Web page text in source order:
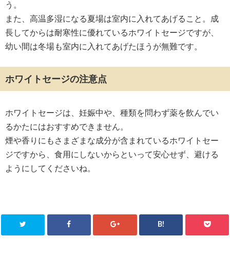
う。
また、高温多湿になる夏場は室内に入れてあげること。成
長してからは耐寒性に優れているホワイトセージですが、
幼い間は冬場も室内に入れてあげたほうが無難です。
ホワイトセージの注意点
ホワイトセージは、妊娠中や、種類を問わず薬を飲んでい
るかたにはおすすめできません。
煙や香りにもさまざまな成分が含まれているホワイトセー
ジですから、食用にしないからといって安心せず、避ける
ようにしてくださいね。
B!